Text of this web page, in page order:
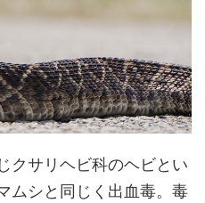
クサリヘビ科のヘビとい
ムシと同じく出血毒。毒